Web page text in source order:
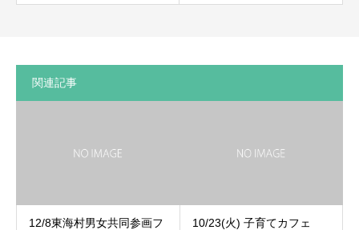
関連記事
12/8東海村男女共同参画フ
10/23(火) 子育てカフェ